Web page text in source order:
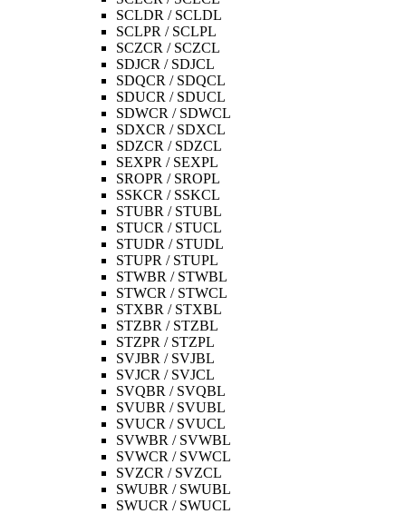
SCLDR / SCLDL
SCLPR / SCLPL
SCZCR / SCZCL
SDJCR / SDJCL
SDQCR / SDQCL
SDUCR / SDUCL
SDWCR / SDWCL
SDXCR / SDXCL
SDZCR / SDZCL
SEXPR / SEXPL
SROPR / SROPL
SSKCR / SSKCL
STUBR / STUBL
STUCR / STUCL
STUDR / STUDL
STUPR / STUPL
STWBR / STWBL
STWCR / STWCL
STXBR / STXBL
STZBR / STZBL
STZPR / STZPL
SVJBR / SVJBL
SVJCR / SVJCL
SVQBR / SVQBL
SVUBR / SVUBL
SVUCR / SVUCL
SVWBR / SVWBL
SVWCR / SVWCL
SVZCR / SVZCL
SWUBR / SWUBL
SWUCR / SWUCL